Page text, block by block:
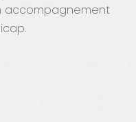
accompagnement